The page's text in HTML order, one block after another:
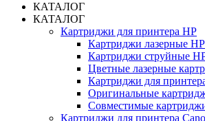
КАТАЛОГ
КАТАЛОГ
Картриджи для принтера HP
Картриджи лазерные HP
Картриджи струйные
Цветные лазерные
Картриджи для
Оригинальные
Совместимые
Картриджи для принтера